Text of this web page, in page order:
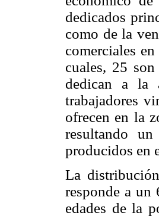
dedicados
como de la
comerciales
cuales, 25
dedican a la
trabajadores
ofrecen en la
resultando
producidos en
La
responde a
edades de la